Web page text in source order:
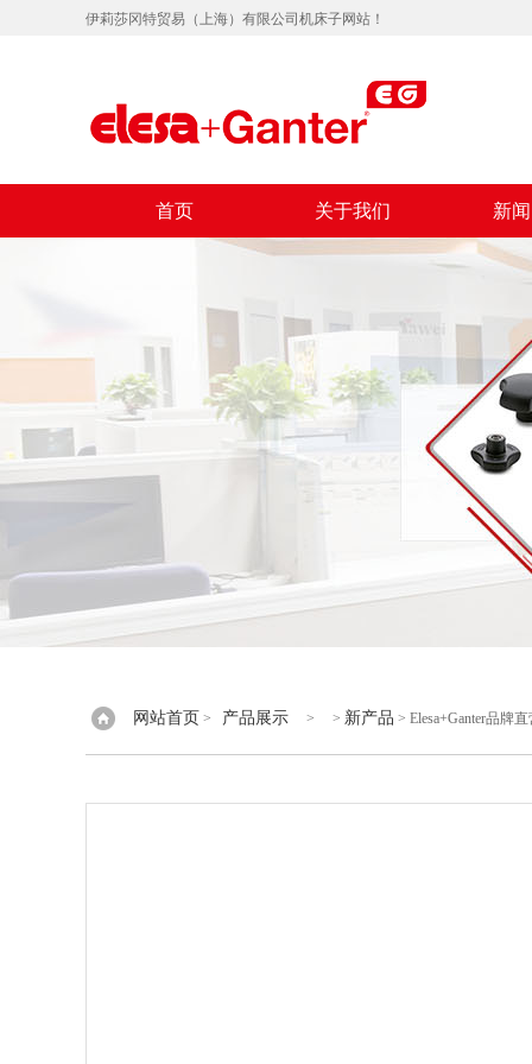
伊莉莎冈特贸易（上海）有限公司机床子网站！
首页 关于我们 新
网站首页 > 产品展示 > > 新产品 > Elesa+Ganter品牌